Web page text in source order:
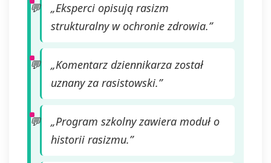
„Eksperci opisują rasizm
strukturalny w ochronie zdrowia.”
„Komentarz dziennikarza został
uznany za rasistowski.”
„Program szkolny zawiera moduł o
historii rasizmu.”